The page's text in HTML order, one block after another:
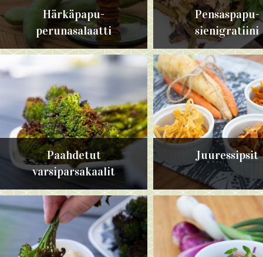
Härkäpapu-
perunasalaatti
Pensaspapu-
sienigratiini
Paahdetut
varsiparsakaalit
Juuressipsit